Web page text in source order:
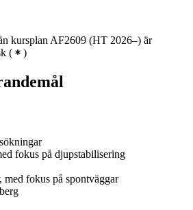
kursplan AF2609 (HT 2026–) är
( )
fokus på djupstabilisering
med fokus på spontväggar